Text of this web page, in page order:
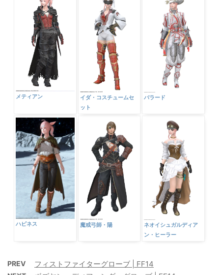
メティアン
イダ・コスチュームセ
ット
バラード
ハピネス 魔戒弓師・陽
ネオイシュガルディア
ン・ヒーラー
PREV フィストファイターグローブ | FF14